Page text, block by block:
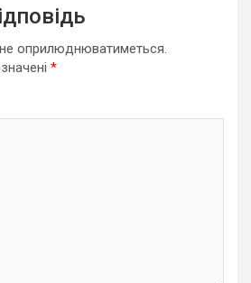
оприлюднюватиметься.
*